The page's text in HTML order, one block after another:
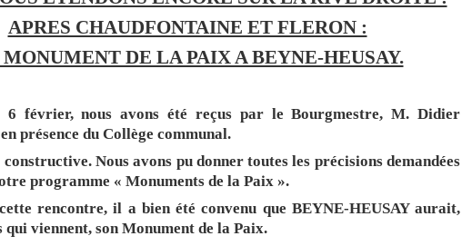
APRES CHAUDFONTAINE ET FLERON :
MONUMENT DE LA PAIX A BEYNE-HEUSAY.
6 février, nous avons été reçus par le Bourgmestre, M. Didier
présence du Collège communal.
Nous avons pu donner toutes les précisions demandées
programme « Monuments de la Paix ».
rencontre, il a bien été convenu que BEYNE-HEUSAY aurait,
qui viennent, son Monument de la Paix.